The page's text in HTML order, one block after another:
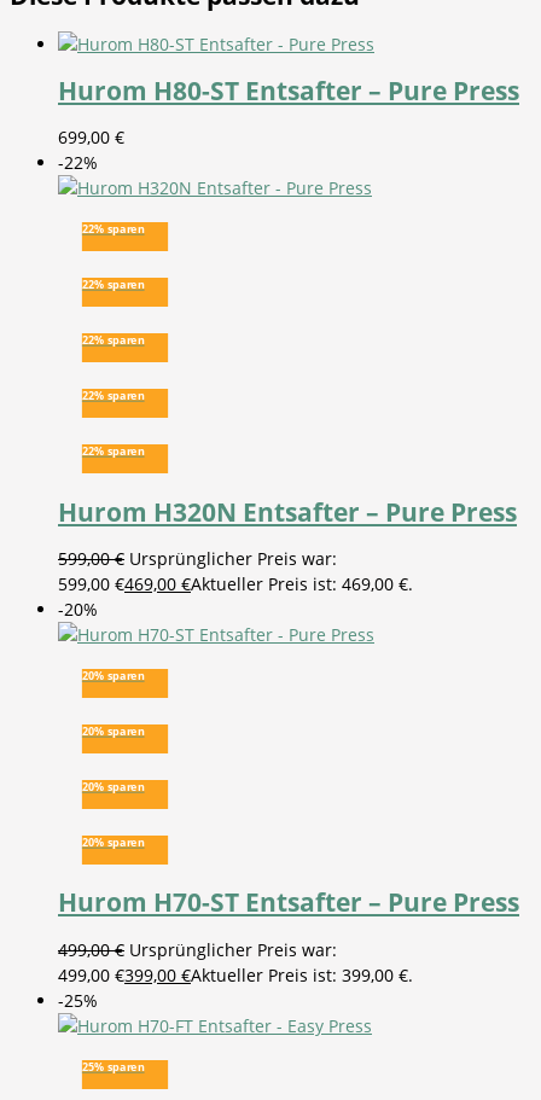
Hurom H80-ST Entsafter – Pure Press
699,00 €
-22%
22% sparen
22% sparen
22% sparen
22% sparen
22% sparen
Hurom H320N Entsafter – Pure Press
599,00€ Ursprünglicher Preis war:
599,00 €469,00 €Aktueller Preis ist: 469,00 €.
-20%
20% sparen
20% sparen
20% sparen
20% sparen
Hurom H70-ST Entsafter – Pure Press
499,00€ Ursprünglicher Preis war:
499,00 €399,00 €Aktueller Preis ist: 399,00 €.
-25%
25% sparen